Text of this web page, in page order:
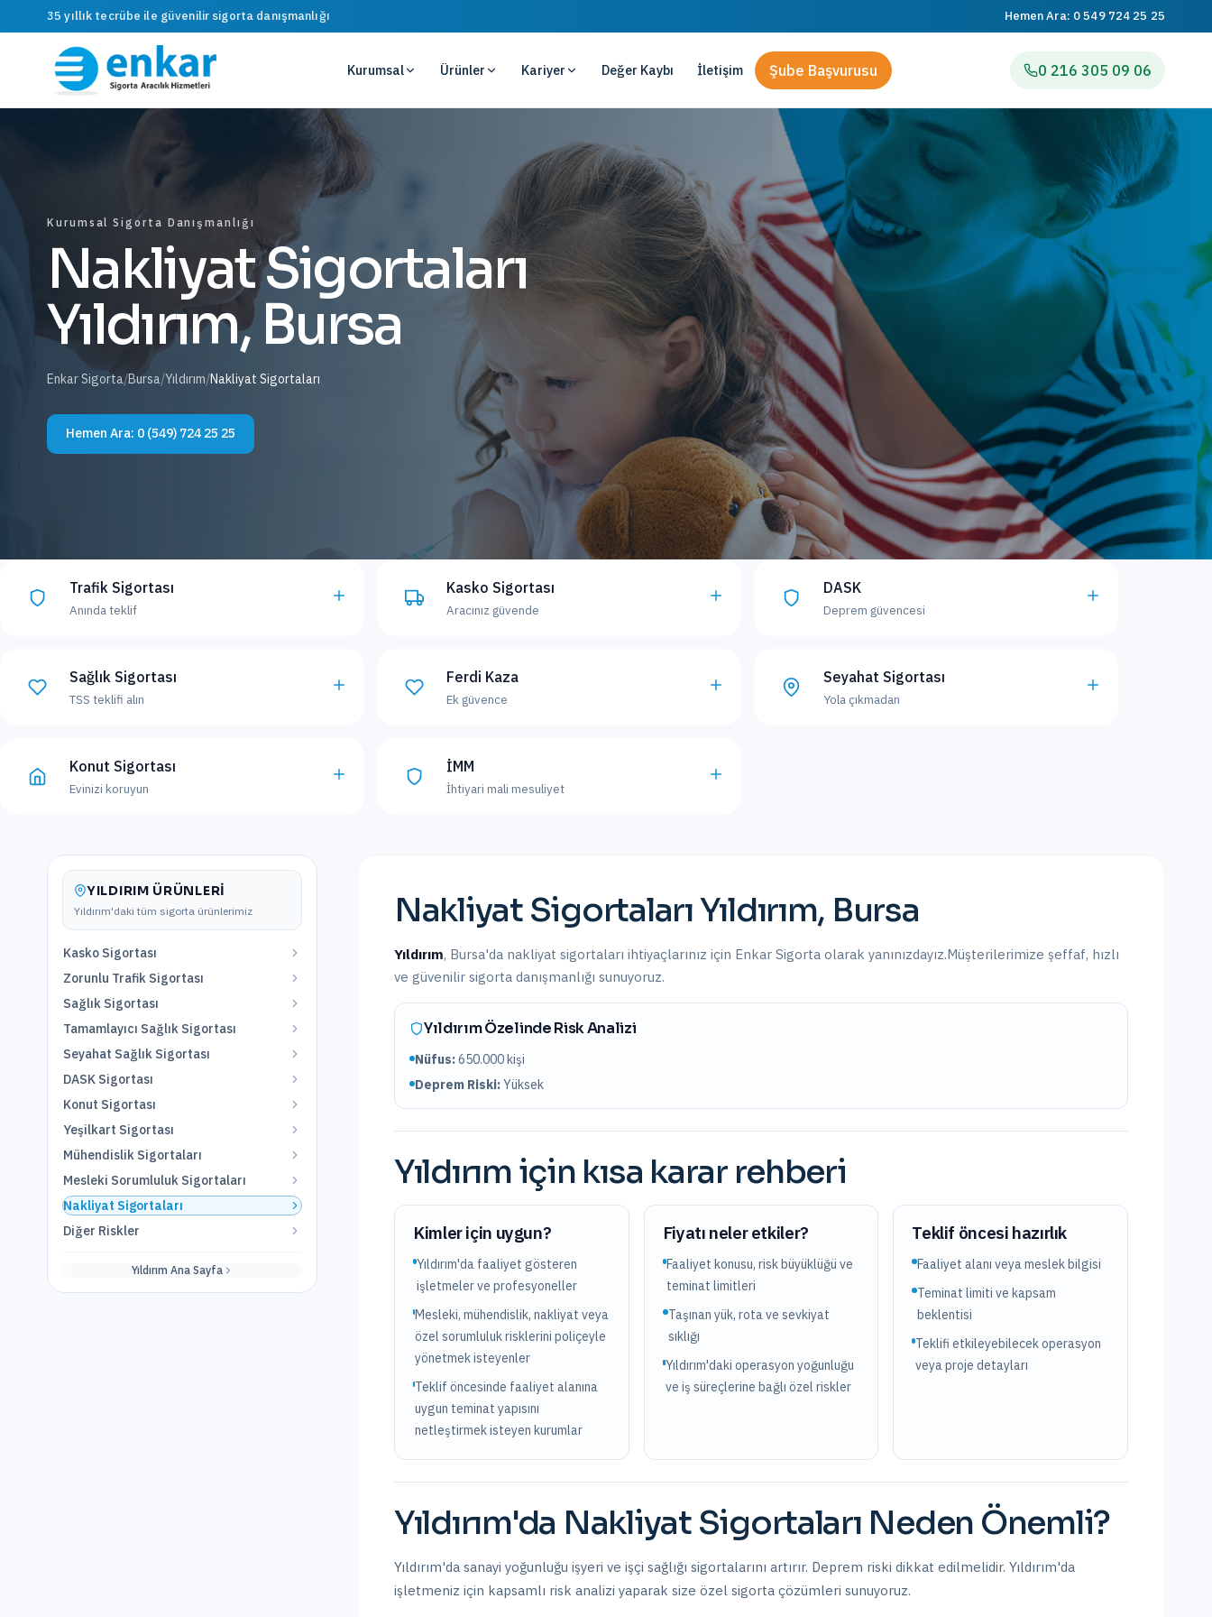
35 yıllık tecrübe ile güvenilir sigorta danışmanlığı Hemen Ara: 0 549 724 25 25
Kurumsal Ürünler Kariyer Değer Kaybı İletişim Şube Başvurusu 0 216 305 09 06
Kurumsal Sigorta Danışmanlığı
Nakliyat Sigortaları
Yıldırım, Bursa
Enkar Sigorta/Bursa/Yıldırım/Nakliyat Sigortaları
Hemen Ara: 0 (549) 724 25 25
Trafik Sigortası
Anında teklif
Kasko Sigortası
Aracınız güvende
DASK
Deprem güvencesi
Sağlık Sigortası
TSS teklifi alın
Ferdi Kaza
Ek güvence
Seyahat Sigortası
Yola çıkmadan
Konut Sigortası
Evinizi koruyun
İMM
İhtiyari mali mesuliyet
YILDIRIM ÜRÜNLERI
Yıldırım'daki tüm sigorta ürünlerimiz
Kasko Sigortası
Zorunlu Trafik Sigortası
Sağlık Sigortası
Tamamlayıcı Sağlık Sigortası
Seyahat Sağlık Sigortası
DASK Sigortası
Konut Sigortası
Yeşilkart Sigortası
Mühendislik Sigortaları
Mesleki Sorumluluk Sigortaları
Nakliyat Sigortaları
Diğer Riskler
Yıldırım Ana Sayfa
Nakliyat SigortalarıYıldırım, Bursa
Yıldırım, Bursa'da nakliyat sigortaları ihtiyaçlarınız için Enkar Sigorta olarak yanınızdayız.Müşterilerimize şeffaf, hızlı
ve güvenilir sigorta danışmanlığı sunuyoruz.
YıldırımÖzelinde Risk Analizi
Nüfus:650.000kişi
Deprem Riski:Yüksek
Yıldırım için kısa karar rehberi
Kimler için uygun?
Yıldırım'da faaliyet gösteren
işletmeler ve profesyoneller
Mesleki, mühendislik, nakliyat veya
özel sorumluluk risklerini poliçeyle
yönetmek isteyenler
Teklif öncesinde faaliyet alanına
uygun teminat yapısını
netleştirmek isteyen kurumlar
Fiyatı neler etkiler?
Faaliyet konusu, risk büyüklüğü ve
teminat limitleri
Taşınan yük, rota ve sevkiyat
sıklığı
Yıldırım'daki operasyon yoğunluğu
ve iş süreçlerine bağlı özel riskler
Teklif öncesi hazırlık
Faaliyet alanı veya meslek bilgisi
Teminat limiti ve kapsam
beklentisi
Teklifi etkileyebilecek operasyon
veya proje detayları
Yıldırım'da Nakliyat Sigortaları Neden Önemli?
Yıldırım'da sanayi yoğunluğu işyeri ve işçi sağlığı sigortalarını artırır. Deprem riski dikkat edilmelidir. Yıldırım'da
işletmeniz için kapsamlı risk analizi yaparak size özel sigorta çözümleri sunuyoruz.